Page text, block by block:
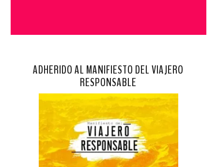
ADHERIDO AL MANIFIESTO DEL VIAJERO
RESPONSABLE